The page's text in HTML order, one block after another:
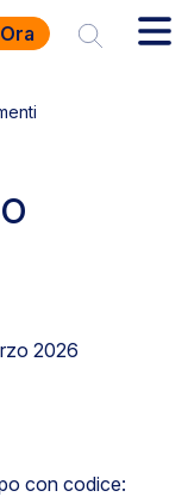
2026
con codice: